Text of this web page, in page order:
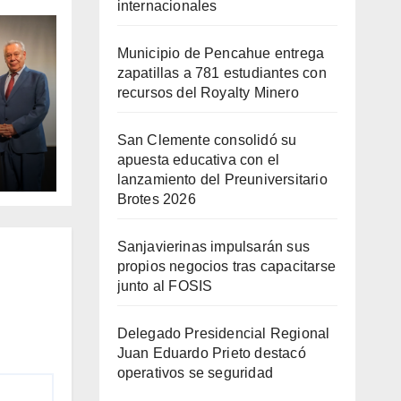
internacionales
Municipio de Pencahue entrega
zapatillas a 781 estudiantes con
recursos del Royalty Minero
San Clemente consolidó su
apuesta educativa con el
lanzamiento del Preuniversitario
Brotes 2026
Sanjavierinas impulsarán sus
propios negocios tras capacitarse
junto al FOSIS
Delegado Presidencial Regional
Juan Eduardo Prieto destacó
operativos se seguridad